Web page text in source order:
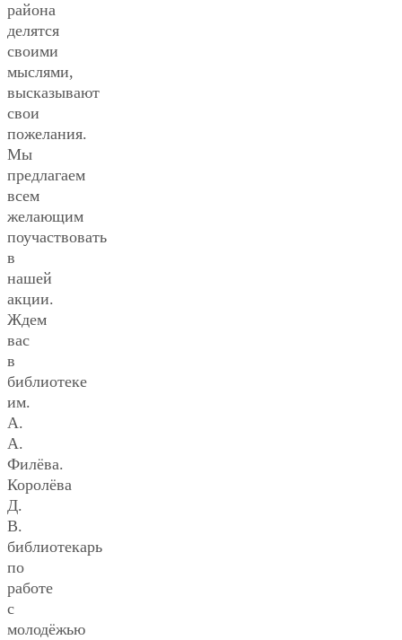
района
делятся
своими
мыслями,
высказывают
свои
пожелания.
Мы
предлагаем
всем
желающим
поучаствовать
в
нашей
акции.
Ждем
вас
в
библиотеке
им.
А.
А.
Филёва.
Королёва
Д.
В.
библиотекарь
по
работе
с
молодёжью